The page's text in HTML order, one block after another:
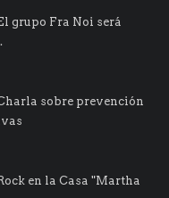
grupo Fra Noi será
sobre prevención
en la Casa "Martha